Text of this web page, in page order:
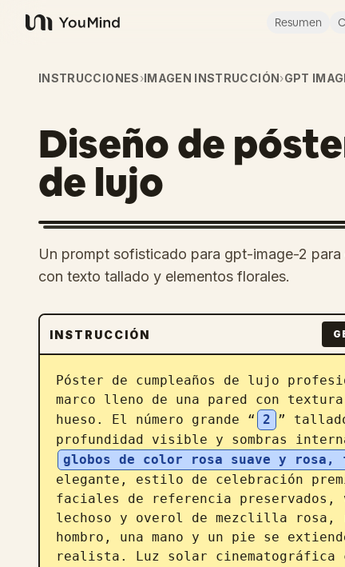
YouMind
Resumen
INSTRUCCIONES›IMAGEN INSTRUCCIÓN›GPT
Diseño de
de lujo
Un prompt sofisticado para gpt-image-2
con texto tallado y elementos florales.
INSTRUCCIÓN
Póster de cumpleaños de lujo
marco lleno de una pared con
hueso. El número grande “
2 ”
profundidad visible y sombras
globos de color rosa suave y
elegante, estilo de celebración
faciales de referencia preservados,
lechoso y overol de mezclilla
hombro, una mano y un pie se
realista. Luz solar cinematográfica